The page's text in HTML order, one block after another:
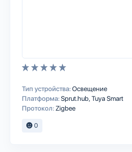
Тип устройства:Освещение
Платформа:Sprut.hubTuya Smart
Протокол: Zigbee
0